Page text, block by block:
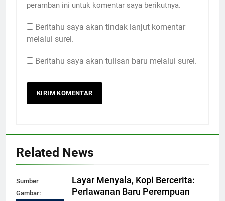
peramban ini untuk komentar saya berikutnya.
Beritahu saya akan tindak lanjut komentar
melalui surel.
Beritahu saya akan tulisan baru melalui surel.
Related News
Sumber
Gambar:
Layar Menyala, Kopi Bercerita:
Perlawanan Baru Perempuan